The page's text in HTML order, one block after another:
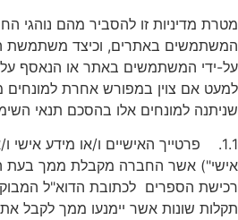
מטרת מדיניות זו להסביר מהם נוהגי
המשתמשים באתרים, וכיצד משתמשת
על-ידי המשתמשים באתר או הנאסף
למעט אם צוין במפורש אחרת
שניתנה למונחים אלו בהסכם תנאי
1.1. פרטייך האישיים ו/או מידע אישי
אישי") אשר החברה מקבלת ממך בעת
רכישת הספרים לכתובת הדוא"ל
תקלות שונות אשר יימנעו ממך לקבל את